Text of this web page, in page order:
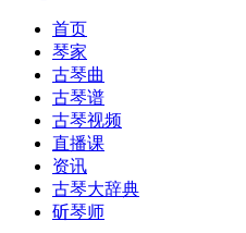
首页
琴家
古琴曲
古琴谱
古琴视频
直播课
资讯
古琴大辞典
斫琴师